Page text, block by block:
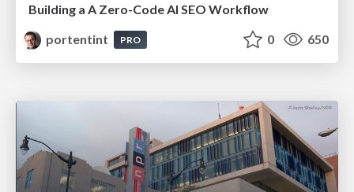
Building a A Zero-Code AI SEO Workflow
portentint
PRO 0 650